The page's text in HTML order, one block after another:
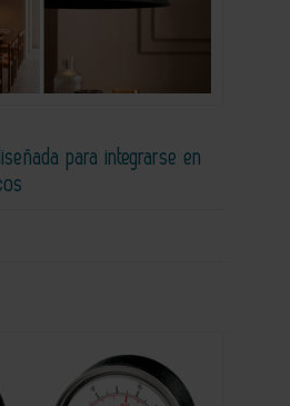
para integrarse en